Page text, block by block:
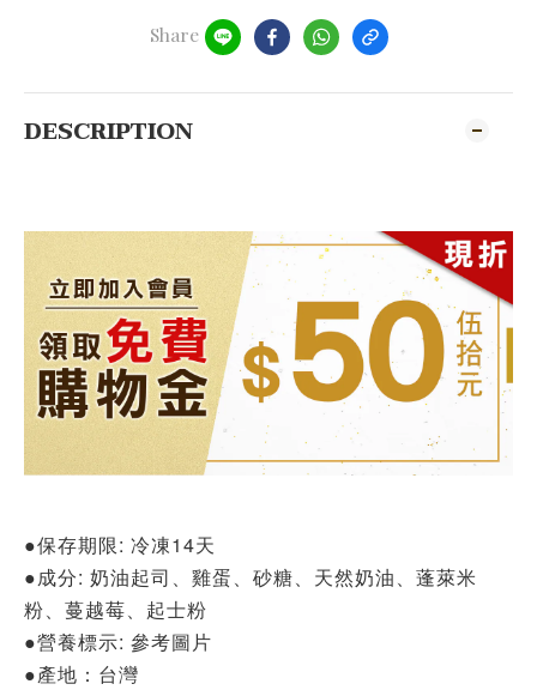
Share
DESCRIPTION
●保存期限: 冷凍14天
●成分: 奶油起司、雞蛋、砂糖、天然奶油、蓬萊米
粉、蔓越莓、起士粉
●營養標示: 參考圖片
●產地：台灣